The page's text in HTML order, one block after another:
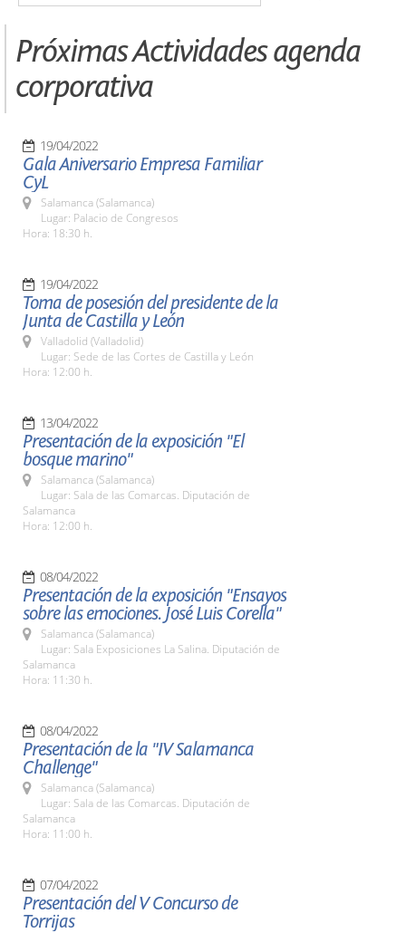
Próximas Actividades agenda
corporativa
19/04/2022
Gala Aniversario Empresa Familiar
CyL
Salamanca (Salamanca)
Lugar: Palacio de Congresos
Hora: 18:30 h.
19/04/2022
Toma de posesión del presidente de la
Junta de Castilla y León
Valladolid (Valladolid)
Lugar: Sede de las Cortes de Castilla y León
Hora: 12:00 h.
13/04/2022
Presentación de la exposición "El
bosque marino"
Salamanca (Salamanca)
Lugar: Sala de las Comarcas. Diputación de
Salamanca
Hora: 12:00 h.
08/04/2022
Presentación de la exposición "Ensayos
sobre las emociones. José Luis Corella"
Salamanca (Salamanca)
Lugar: Sala Exposiciones La Salina. Diputación de
Salamanca
Hora: 11:30 h.
08/04/2022
Presentación de la "IV Salamanca
Challenge"
Salamanca (Salamanca)
Lugar: Sala de las Comarcas. Diputación de
Salamanca
Hora: 11:00 h.
07/04/2022
Presentación del V Concurso de
Torrijas